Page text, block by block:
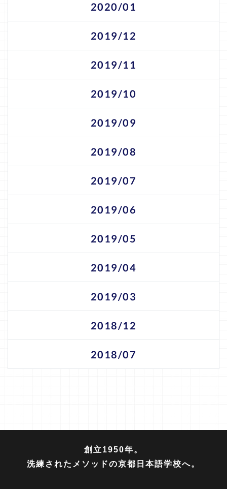
2020/01
2019/12
2019/11
2019/10
2019/09
2019/08
2019/07
2019/06
2019/05
2019/04
2019/03
2018/12
2018/07
創立1950年。
洗練されたメソッドの京都日本語学校へ。